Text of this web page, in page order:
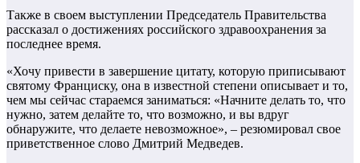
Также в своем выступлении Председатель Правительства
рассказал о достижениях российского здравоохранения за
последнее время.
«Хочу привести в завершение цитату, которую приписывают
святому Франциску, она в известной степени описывает и то,
чем мы сейчас стараемся заниматься: «Начните делать то, что
нужно, затем делайте то, что возможно, и вы вдруг
обнаружите, что делаете невозможное», – резюмировал свое
приветственное слово Дмитрий Медведев.